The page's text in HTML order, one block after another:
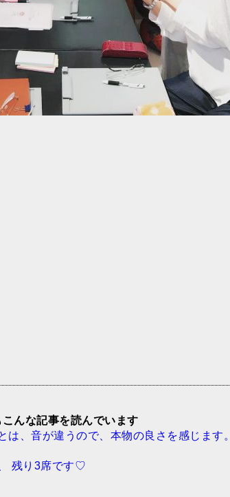
んな記事を読んでいます
は、音が違うので、本物の良さを感じます。
残り3席です♡